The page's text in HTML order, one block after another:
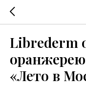
Librederm
«Лето в